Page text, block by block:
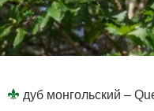
дуб монгольский –